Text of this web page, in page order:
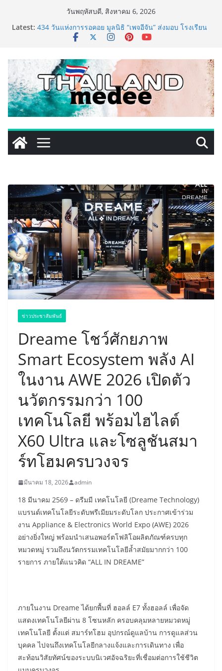
วันพฤหัสบดี, สิงหาคม 6, 2026
Latest: 434 วันแห่งการรอคอย มูลนิธิ “เพจอีจัน” ส่งมอบ โรงเรียน
เด็กพิเศษทองผาภูมิ ให้กระทรวงศึกษาธิการ ส่งต่อโอกาส
เปลี่ยนพื้นที่ว่างเปล่าให้กลายเป็นโรงเรียนแห่งความหวัง
Barter Connect ฉลอง 29 ปี เปิด Brand New Concept
“Together We Grow” สร้างระบบนิเวศธุรกิจ หนุน SME
ไทยเติบโตไปด้วยกัน
การท่องเที่ยวแห่งประเทศไทย สำนักงานมุมไบ เดินหน้า
กลยุทธ์ Partnership 360° ผนึก Team Thailand ขยาย
ฐานตลาดอินเดียใต้–ศรีลังกา ผลักดันไทยสู่ Top of Mind
Destination และกระตุ้นการเดินทางของนักท่องเที่ยวใน
ช่วงครึ่งปีหลัง 2569
TECNO ประกาศทรานส์ฟอร์มจากเกมมิ่งโฟน สู่ไลฟ์สไตล์
แฟชั่นไอเท็ม เสิร์ฟใหญ่ปักหมุดแลนมาร์คใหม่กลางสถานี
มิตรโมเดิร์นเทรดชั้นนำ นำร่องเปิดตัว “NIPPON PAINT
WORRY FREE” โปรแกรมดูแลคุณภาพฟิล์มสีหลังการขาย
ยกระดับความมั่นใจลูกค้าด้วยผลิตภัณฑ์คุณภาพและ
บริการหลังการขายที่ครบวงจร
ข่าวประชาสัมพันธ์
Dreame โชว์ศักยภาพ
Smart Ecosystem พลัง AI
ในงาน AWE 2026 เปิดตัว
นวัตกรรมกว่า 100
เทคโนโลยี พร้อมไฮไลต์
X60 Ultra และโซลูชันสมา
ร์ทโฮมครบวงจร
มีนาคม 18, 2026 admin
18 มีนาคม 2569 – ดรีมมี เทคโนโลยี (Dreame Technology)
แบรนด์เทคโนโลยีระดับพรีเมียมระดับโลก ประกาศเข้าร่วม
งาน Appliance & Electronics World Expo (AWE) 2026
อย่างยิ่งใหญ่ พร้อมนำเสนอพอร์ตโฟลิโอผลิตภัณฑ์ครบทุก
หมวดหมู่ รวมถึงนวัตกรรมเทคโนโลยีล้ำสมัยมากกว่า 100
รายการ ภายใต้แนวคิด “ALL IN DREAME”
ภายในงาน Dreame ได้ยกพื้นที่ ฮอลล์ E7 ทั้งฮอลล์ เพื่อจัด
แสดงเทคโนโลยีผ่าน 8 โซนหลัก ครอบคลุมหลายหมวดหมู่
เทคโนโลยี ตั้งแต่ สมาร์ทโฮม อุปกรณ์ดูแลบ้าน การดูแลส่วน
บุคคล ไปจนถึงเทคโนโลยีกลางแจ้งและการเดินทาง เพื่อ
สะท้อนวิสัยทัศน์ของระบบนิเวศอัจฉริยะที่เชื่อมต่อการใช้ชีวิต